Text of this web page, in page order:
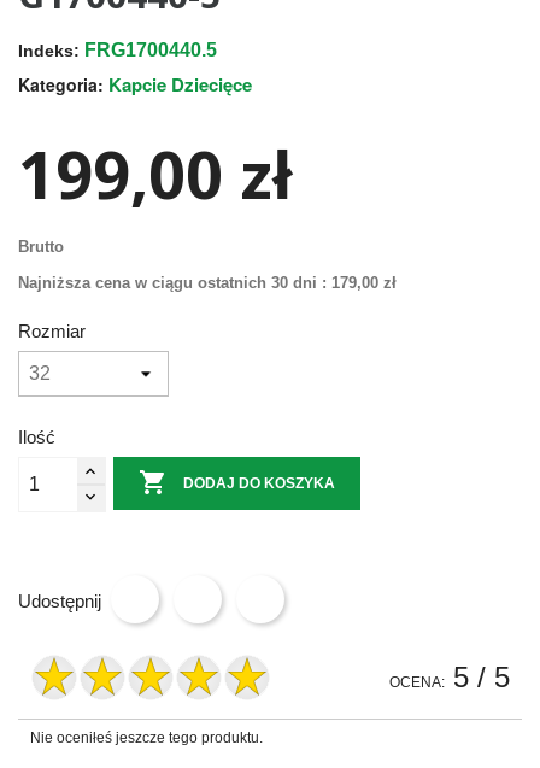
Indeks: FRG1700440.5
Kategoria: Kapcie Dziecięce
199,00 zł
Brutto
Najniższa cena w ciągu ostatnich 30 dni : 179,00 zł
Rozmiar
Ilość
 DODAJ DO KOSZYKA
Udostępnij
OCENA: 5 / 5
Nie oceniłeś jeszcze tego produktu.